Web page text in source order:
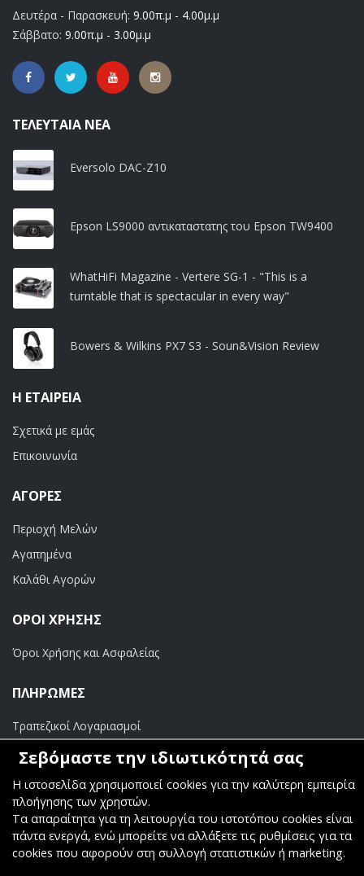
Δευτέρα - Παρασκευή: 9.00π.μ - 4.00μ.μ
Σάββατο: 9.00π.μ - 3.00μ.μ
ΤΕΛΕΥΤΑΊΑ ΝΈΑ
Eversolo DAC-Z10
Epson LS9000 αντικαταστατης του Epson TW9400
WhatHiFi Magazine - Vertere SG-1 - "This is a
turntable that is spectacular in every way"
Bowers & Wilkins PX7 S3 - Soun&Vision Review
Η ΕΤΑΙΡΕΊΑ
Σχετικά με εμάς
Επικοινωνία
ΑΓΟΡΈΣ
Περιοχή Μελών
Αγαπημένα
Καλάθι Αγορών
ΟΡΟΙ ΧΡΗΣΗΣ
Όροι Χρήσης και Ασφαλείας
ΠΛΗΡΩΜΕΣ
Τραπεζικοί Λογαριασμοί
Copyright ©Κοσμάς Audio Video . All Rights Reserved
Κατασκευή & ΦιλοξενίαKomvos.gr
Σεβόμαστε την ιδιωτικότητά σας
Η ιστοσελίδα χρησιμοποιεί cookies για την καλύτερη εμπειρία
πλοήγησης των χρηστών.
Τα απαραίτητα για τη λειτουργία του ιστοτόπου cookies είναι
πάντα ενεργά, ενώ μπορείτε να αλλάξετε τις ρυθμίσεις για τα
cookies που αφορούν στη συλλογή στατιστικών ή marketing.